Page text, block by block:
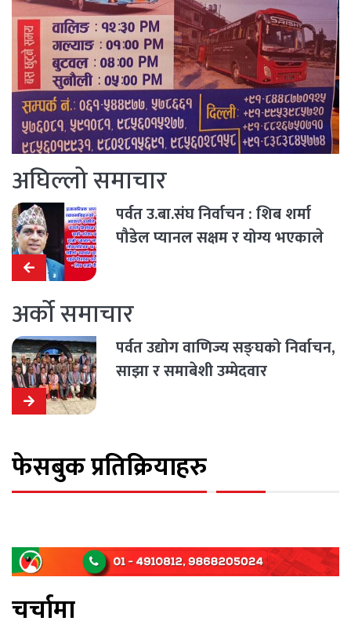
अघिल्लो समाचार
पर्वत उ.बा.संघ निर्वाचन : शिब शर्मा
पौडेल प्यानल सक्षम र योग्य भएकाले
अर्को समाचार
पर्वत उद्योग वाणिज्य सङ्घको निर्वाचन,
साझा र समाबेशी उम्मेदवार
फेसबुक प्रतिक्रियाहरु
चर्चामा